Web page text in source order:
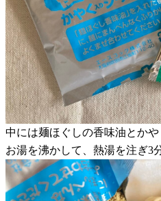
中には麺ほぐしの香味油とか
お湯を沸かして、熱湯を注ぎ3